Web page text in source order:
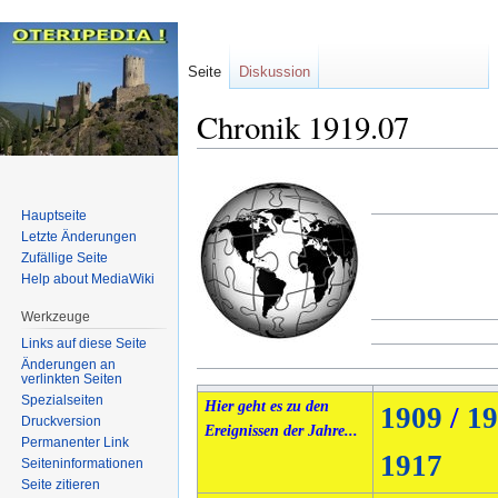
Chronik 1919.07
Navigation
springen
Suche
springen
Hier geht es zu den
Ereignissen der Jahre...
1909 /
1917
Seite Diskussion
Hauptseite
Letzte Änderungen
Zufällige Seite
Help about MediaWiki
Werkzeuge
Links auf diese Seite
Änderungen an
verlinkten Seiten
Spezialseiten
Druckversion
Permanenter Link
Seiten­informationen
Seite zitieren